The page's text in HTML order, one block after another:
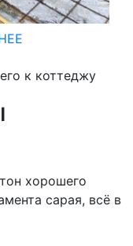
к коттеджу
хорошего
сарая, всё в